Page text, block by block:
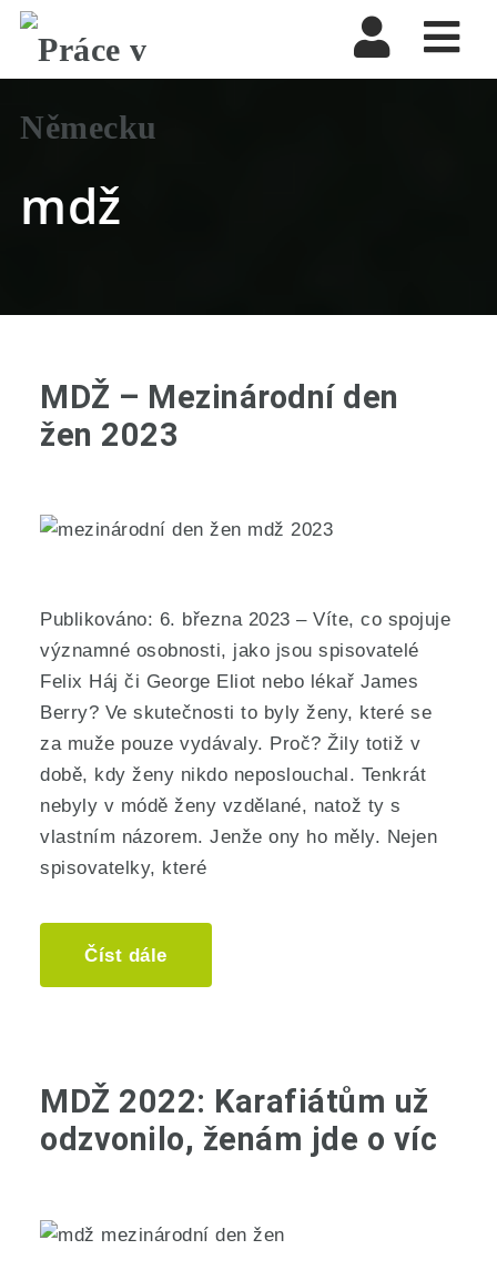
mdž
MDŽ – Mezinárodní den
žen 2023
Publikováno: 6. března 2023 – Víte, co spojuje
významné osobnosti, jako jsou spisovatelé
Felix Háj či George Eliot nebo lékař James
Berry? Ve skutečnosti to byly ženy, které se
za muže pouze vydávaly. Proč? Žily totiž v
době, kdy ženy nikdo neposlouchal. Tenkrát
nebyly v módě ženy vzdělané, natož ty s
vlastním názorem. Jenže ony ho měly. Nejen
spisovatelky, které
Číst dále
MDŽ 2022: Karafiátům už
odzvonilo, ženám jde o víc